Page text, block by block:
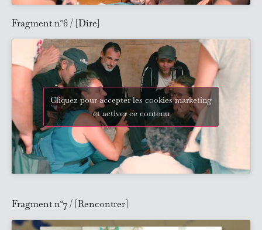
Fragment n°6 / [Dire]
Cliquez pour accepter les cookies marketing
et activer ce contenu
Fragment n°7 / [Rencontrer]